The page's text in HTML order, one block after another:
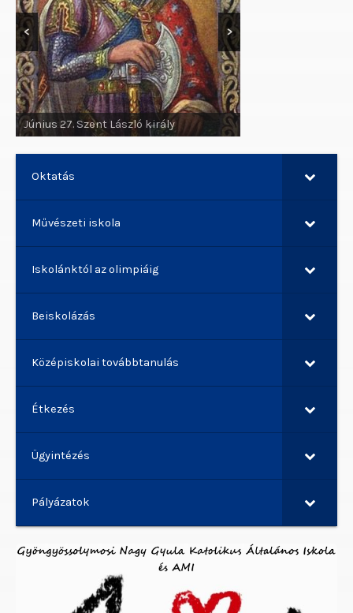
Június 29. Szent Pál apostol, Szent
Péter apostol
< >
Oktatás
Művészeti iskola
Iskolánktól az olimpiáig
Beiskolázás
Középiskolai továbbtanulás
Étkezés
Ügyintézés
Pályázatok